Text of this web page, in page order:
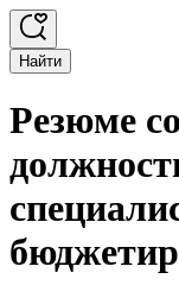
Найти
Резюме